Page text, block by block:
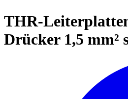
THR-
Drücker 1,5 mm²